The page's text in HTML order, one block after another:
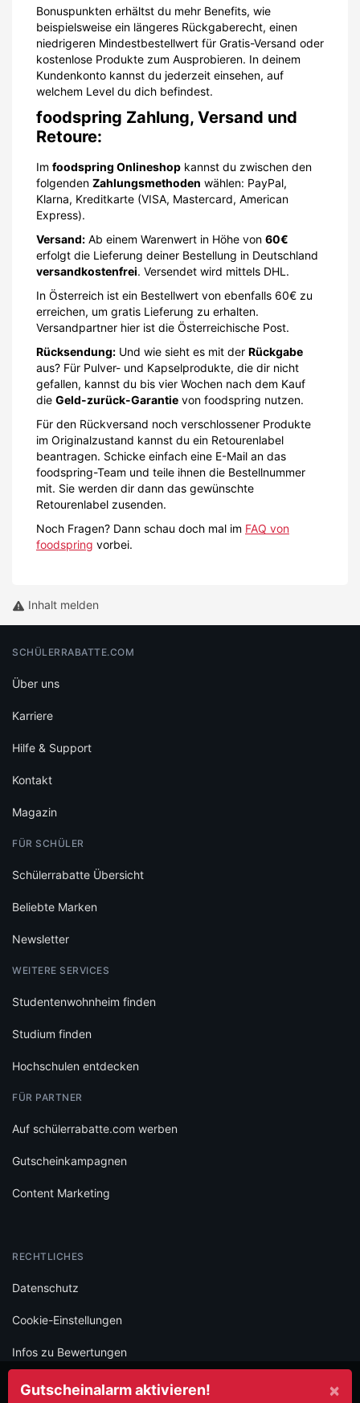
×
Gutscheinalarm aktivieren!
Bonuspunkten erhältst du mehr Benefits, wie
beispielsweise ein längeres Rückgaberecht, einen
niedrigeren Mindestbestellwert für Gratis-Versand oder
kostenlose Produkte zum Ausprobieren. In deinem
Kundenkonto kannst du jederzeit einsehen, auf
welchem Level du dich befindest.
foodspring Zahlung, Versand und
Retoure:
Im foodspring Onlineshop kannst du zwischen den
folgenden Zahlungsmethoden wählen: PayPal,
Klarna, Kreditkarte (VISA, Mastercard, American
Express).
Versand: Ab einem Warenwert in Höhe von 60€
erfolgt die Lieferung deiner Bestellung in Deutschland
versandkostenfrei. Versendet wird mittels DHL.
In Österreich ist ein Bestellwert von ebenfalls 60€ zu
erreichen, um gratis Lieferung zu erhalten.
Versandpartner hier ist die Österreichische Post.
Rücksendung: Und wie sieht es mit der Rückgabe
aus? Für Pulver- und Kapselprodukte, die dir nicht
gefallen, kannst du bis vier Wochen nach dem Kauf
die Geld-zurück-Garantie von foodspring nutzen.
Für den Rückversand noch verschlossener Produkte
im Originalzustand kannst du ein Retourenlabel
beantragen. Schicke einfach eine E-Mail an das
foodspring-Team und teile ihnen die Bestellnummer
mit. Sie werden dir dann das gewünschte
Retourenlabel zusenden.
Noch Fragen? Dann schau doch mal im FAQ von
foodspring vorbei.
Inhalt melden
SCHÜLERRABATTE.COM
Über uns
Karriere
Hilfe & Support
Kontakt
Magazin
FÜR SCHÜLER
Schülerrabatte Übersicht
Beliebte Marken
Newsletter
WEITERE SERVICES
Studentenwohnheim finden
Studium finden
Hochschulen entdecken
FÜR PARTNER
Auf schülerrabatte.com werben
Gutscheinkampagnen
Content Marketing
RECHTLICHES
Datenschutz
Cookie-Einstellungen
Infos zu Bewertungen
AGB